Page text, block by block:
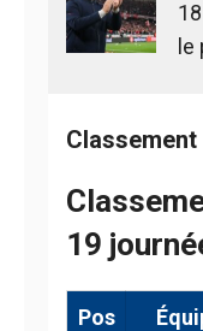
Classement
19
Pos